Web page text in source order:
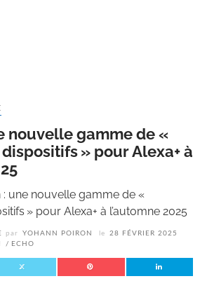
nouvelle gamme de «
» pour Alexa+ à
: une nouvelle gamme de «
» pour Alexa+ à l’automne 2025
par YOHANN POIRON le
28 FÉVRIER 2025
ECHO